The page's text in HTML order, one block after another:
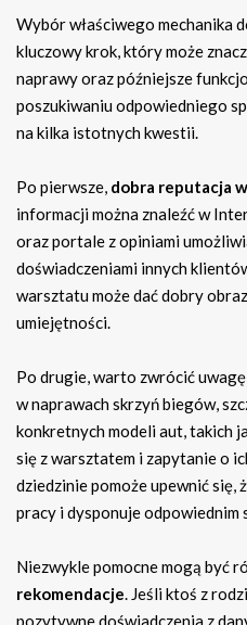
Wybór właściwego mechanika
kluczowy krok, który może
naprawy oraz późniejsze
poszukiwaniu odpowiedniego
na kilka istotnych kwestii.
Po pierwsze, dobra reputacja
informacji można znaleźć w
oraz portale z opiniami
doświadczeniami innych
warsztatu może dać dobry
umiejętności.
Po drugie, warto zwrócić
w naprawach skrzyń biegów,
konkretnych modeli aut, takich
się z warsztatem i zapytanie o
dziedzinie pomoże upewnić się,
pracy i dysponuje odpowiednim
Niezwykle pomocne mogą być
rekomendacje. Jeśli ktoś z
pozytywne doświadczenia z